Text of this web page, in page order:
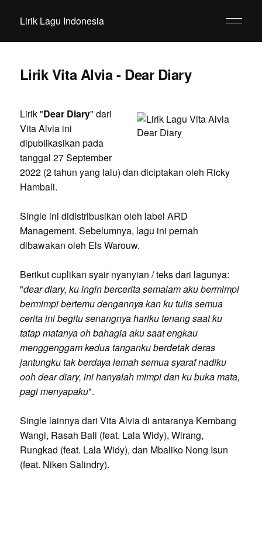
Lirik Lagu Indonesia
Lirik Vita Alvia - Dear Diary
Lirik "Dear Diary" dari
Vita Alvia ini
dipublikasikan pada
tanggal 27 September
2022 (2 tahun yang lalu) dan diciptakan oleh Ricky
Hambali.
Single ini didistribusikan oleh label ARD
Management. Sebelumnya, lagu ini pernah
dibawakan oleh Els Warouw.
Berikut cuplikan syair nyanyian / teks dari lagunya:
"dear diary, ku ingin bercerita semalam aku bermimpi
bermimpi bertemu dengannya kan ku tulis semua
cerita ini begitu senangnya hariku tenang saat ku
tatap matanya oh bahagia aku saat engkau
menggenggam kedua tanganku berdetak deras
jantungku tak berdaya lemah semua syaraf nadiku
ooh dear diary, ini hanyalah mimpi dan ku buka mata,
pagi menyapaku".
Single lainnya dari Vita Alvia di antaranya Kembang
Wangi, Rasah Bali (feat. Lala Widy), Wirang,
Rungkad (feat. Lala Widy), dan Mbaliko Nong Isun
(feat. Niken Salindry).